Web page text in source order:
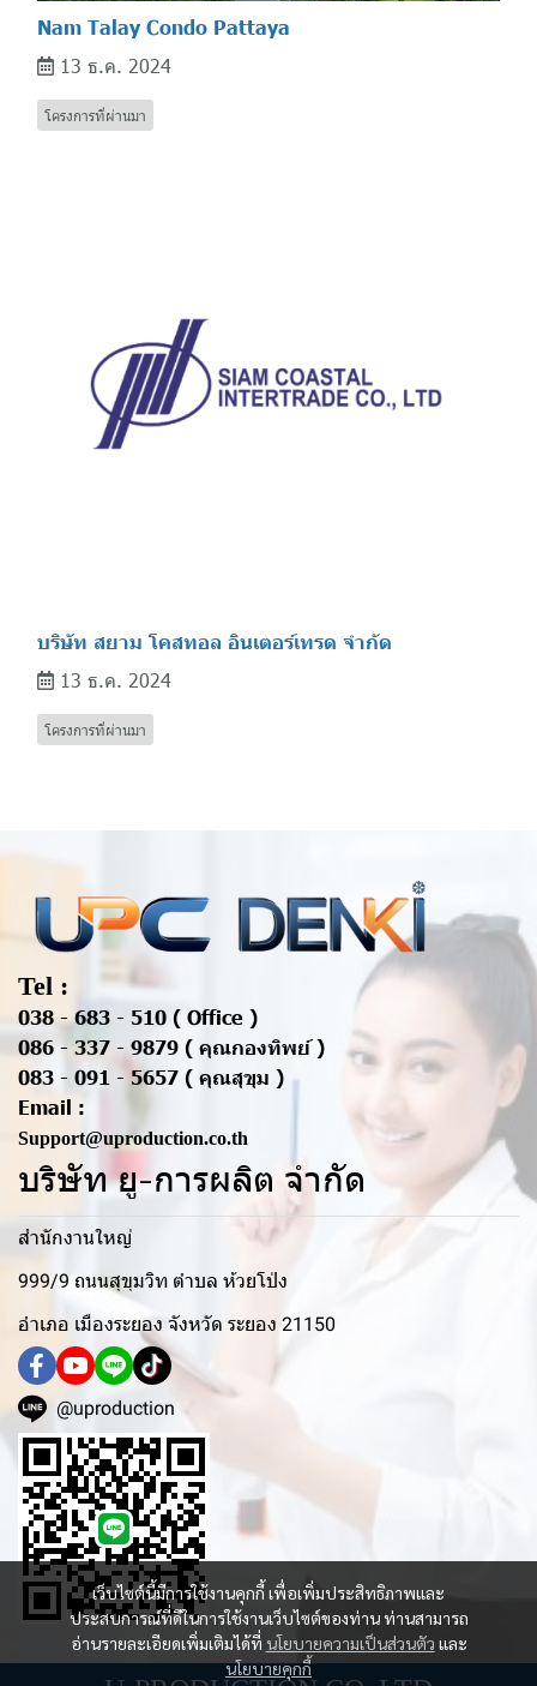
Nam Talay Condo Pattaya
13 ธ.ค. 2024
โครงการที่ผ่านมา
บริษัท สยาม โคสทอล อินเตอร์เทรด จำกัด
13 ธ.ค. 2024
โครงการที่ผ่านมา
เว็บไซต์นี้มีการใช้งานคุกกี้ เพื่อเพิ่มประสิทธิภาพและ
ประสบการณ์ที่ดีในการใช้งานเว็บไซต์ของท่าน ท่านสามารถ
อ่านรายละเอียดเพิ่มเติมได้ที่ นโยบายความเป็นส่วนตัว และ
นโยบายคุกกี้
Tel :
038 - 683 - 510 ( Office )
086 - 337 - 9879 ( คุณกองทิพย์ )
083 - 091 - 5657 ( คุณสุขุม )
Email :
Support@uproduction.co.th
บริษัท ยู-การผลิต จำกัด
สำนักงานใหญ่
999/9 ถนนสุขุมวิท ตำบล ห้วยโป่ง
อำเภอ เมืองระยอง จังหวัด ระยอง 21150
@uproduction